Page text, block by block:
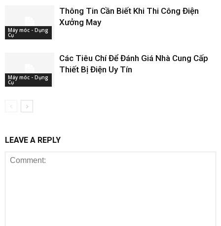
Máy móc - Dụng
Cụ
Thông Tin Cần Biết Khi Thi Công Điện
Xưởng May
Máy móc - Dụng
Cụ
Các Tiêu Chí Để Đánh Giá Nhà Cung Cấp
Thiết Bị Điện Uy Tín
LEAVE A REPLY